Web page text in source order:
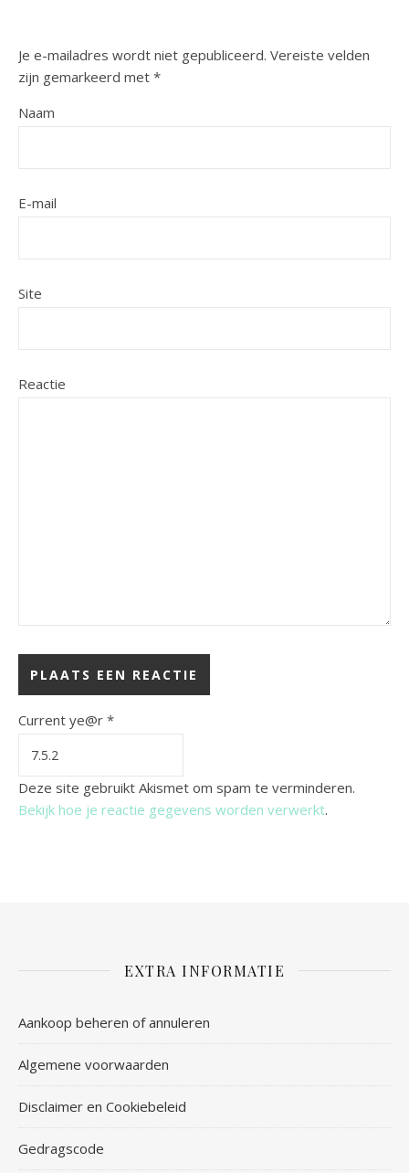
Je e-mailadres wordt niet gepubliceerd. Vereiste velden
zijn gemarkeerd met *
Naam
E-mail
Site
Reactie
Current ye@r *
Deze site gebruikt Akismet om spam te verminderen.
Bekijk hoe je reactie gegevens worden verwerkt.
EXTRA INFORMATIE
Aankoop beheren of annuleren
Algemene voorwaarden
Disclaimer en Cookiebeleid
Gedragscode